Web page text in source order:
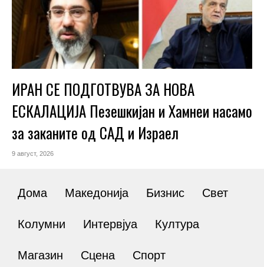
ИРАН СЕ ПОДГОТВУВА ЗА НОВА
ЕСКАЛАЦИЈА Пезешкијан и Хамнеи насамо
за заканите од САД и Израел
9 август, 2026
Дома Македонија Бизнис Свет
Колумни Интервјуа Култура
Магазин Сцена Спорт